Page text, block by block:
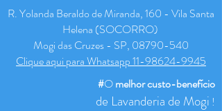
R. Yolanda Beraldo de Miranda, 160 - Vila Santa
Helena (SOCORRO)
Mogi das Cruzes - SP, 08790-540
Clique aqui para Whatsapp 11-98624-9945
#Omelhorcusto-benefício
de Lavanderia de Mogi !